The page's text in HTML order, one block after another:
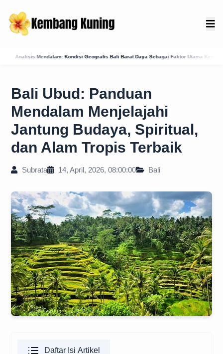
Bali Barat Daya Sebagai Faktor Utama Kemunculan Pusat Kekuasaan Baru
Bali Ubud: Panduan
Mendalam Menjelajahi
Jantung Budaya, Spiritual,
dan Alam Tropis Terbaik
Subrata 14, April, 2026, 08:00:00 Bali
Daftar Isi Artikel